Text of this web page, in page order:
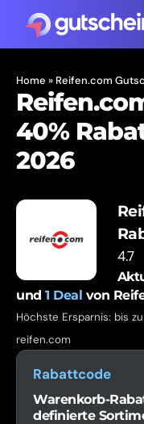
40%
2026
Home » Reifen.com
4.7
und 1 Deal von
Höchste Ersparnis: bis
reifen.com
Rabattcode
Warenkorb-
definierte